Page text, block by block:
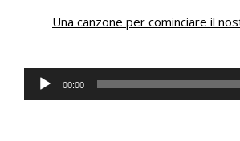
Una canzone per cominciare il
Audio-
Player
00:00